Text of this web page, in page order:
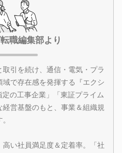
職編集部より
引を続け、通信・電気・プラ
域で存在感を発揮する『エクシ
の工事企業」「東証プライム
経営基盤のもと、事業＆組織規
い社員満足度＆定着率。「社